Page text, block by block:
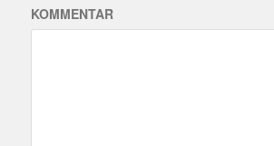
KOMMENTAR